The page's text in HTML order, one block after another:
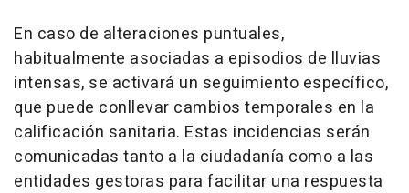
En caso de alteraciones puntuales,
habitualmente asociadas a episodios de lluvias
intensas, se activará un seguimiento específico,
que puede conllevar cambios temporales en la
calificación sanitaria. Estas incidencias serán
comunicadas tanto a la ciudadanía como a las
entidades gestoras para facilitar una respuesta